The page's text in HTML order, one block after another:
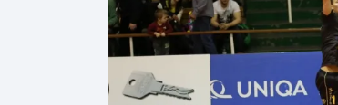
Curling
Dostihy
Florbal